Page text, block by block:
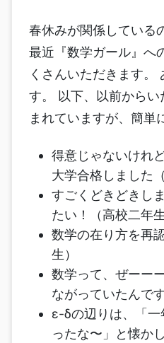
春休みが関係している
最近『数学ガール』へ
くさんいただきます。
す。 以下、以前から
まれていますが、簡単
得意じゃないけれ
大学合格しました
すごくどきどきし
たい！（高校二年生
数学の在り方を再
生）
数学って、ぜーー
ながっていたんで
ε-δの辺りは、「
ったな〜」と懐か